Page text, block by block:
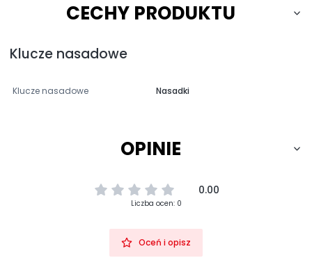
CECHY PRODUKTU
Klucze nasadowe
Klucze nasadowe Nasadki
OPINIE
0.00
Liczba ocen: 0
Oceń i opisz